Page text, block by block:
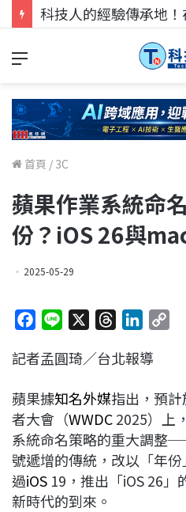
首頁 / 3C
蘋果作業系統命
份？iOS 26與
2025-05-29
c
b
o
o
k
n
r
a
d
s
n
e
d
I
n
L
i
n
k
記者孟圓琦／台北報導
蘋果據知名外媒指出，預
者大會（WWDC2025）上
系統命名策略的重大調整
號遞增的傳統，改以「年
過iOS 19，推出「iOS 26
新時代的到來。